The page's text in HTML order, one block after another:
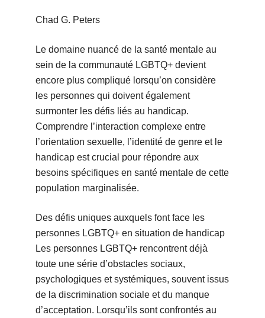
Chad G. Peters
Le domaine nuancé de la santé mentale au
sein de la communauté LGBTQ+ devient
encore plus compliqué lorsqu’on considère
les personnes qui doivent également
surmonter les défis liés au handicap.
Comprendre l’interaction complexe entre
l’orientation sexuelle, l’identité de genre et le
handicap est crucial pour répondre aux
besoins spécifiques en santé mentale de cette
population marginalisée.
Des défis uniques auxquels font face les
personnes LGBTQ+ en situation de handicap
Les personnes LGBTQ+ rencontrent déjà
toute une série d’obstacles sociaux,
psychologiques et systémiques, souvent issus
de la discrimination sociale et du manque
d’acceptation. Lorsqu’ils sont confrontés au